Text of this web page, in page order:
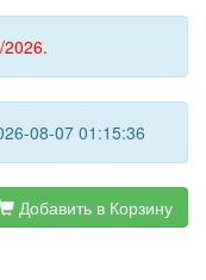
2026.
08-07 01:15:36
Добавить в Корзину